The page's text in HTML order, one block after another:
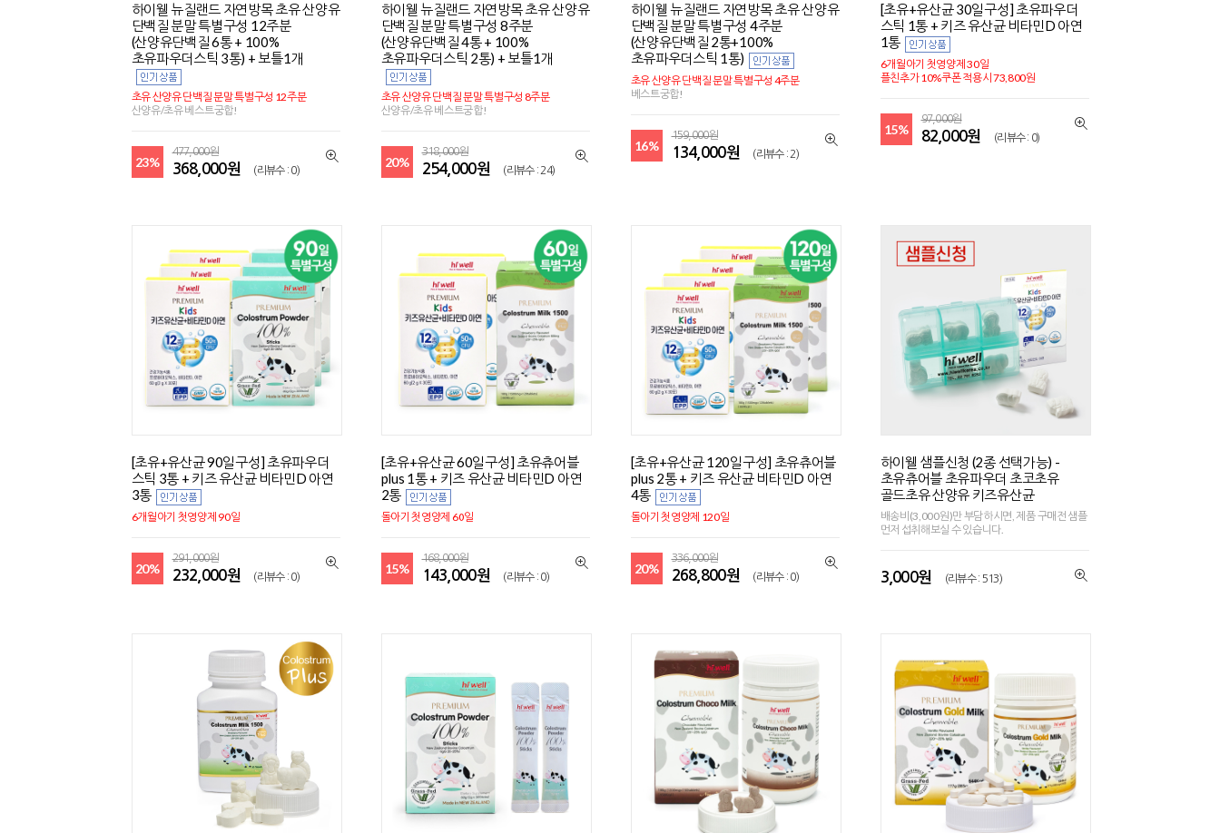
하이웰 뉴질랜드 자연방목 초유 산양유
단백질 분말 특별구성 12주분
(산양유단백질 6통 + 100%
초유파우더스틱 3통) + 보틀1개
초유 산양유 단백질 분말 특별구성 12주분
산양유/초유 베스트궁합!
23%
477,000원
368,000원 (리뷰수 : 0)
하이웰 뉴질랜드 자연방목 초유 산양유
단백질 분말 특별구성 8주분
(산양유단백질 4통 + 100%
초유파우더스틱 2통) + 보틀1개
초유 산양유 단백질 분말 특별구성 8주분
산양유/초유 베스트궁합!
20%
318,000원
254,000원 (리뷰수 : 24)
하이웰 뉴질랜드 자연방목 초유 산양유
단백질 분말 특별구성 4주분
(산양유단백질 2통+100%
초유파우더스틱 1통)
초유 산양유 단백질 분말 특별구성 4주분
베스트궁합!
16%
159,000원
134,000원 (리뷰수 : 2)
[초유+유산균 30일구성] 초유파우더
스틱 1통 + 키즈 유산균 비타민D 아연
1통
6개월아기 첫영양제 30일
플친추가 10%쿠폰 적용시 73,800원
15%
97,000원
82,000원 (리뷰수 : 0)
[초유+유산균 90일구성] 초유파우더
스틱 3통 + 키즈 유산균 비타민D 아연
3통
6개월아기 첫영양제 90일
20%
291,000원
232,000원 (리뷰수 : 0)
[초유+유산균 60일구성] 초유츄어블
plus 1통 + 키즈 유산균 비타민D 아연
2통
돌아기 첫영양제 60일
15%
168,000원
143,000원 (리뷰수 : 0)
[초유+유산균 120일구성] 초유츄어블
plus 2통 + 키즈 유산균 비타민D 아연
4통
돌아기 첫영양제 120일
20%
336,000원
268,800원 (리뷰수 : 0)
하이웰 샘플신청 (2종 선택가능) -
초유츄어블 초유파우더 초코초유
골드초유 산양유 키즈유산균
배송비(3,000원)만 부담하시면, 제품 구매전 샘플
먼저 섭취해보실 수 있습니다.
3,000원 (리뷰수 : 513)